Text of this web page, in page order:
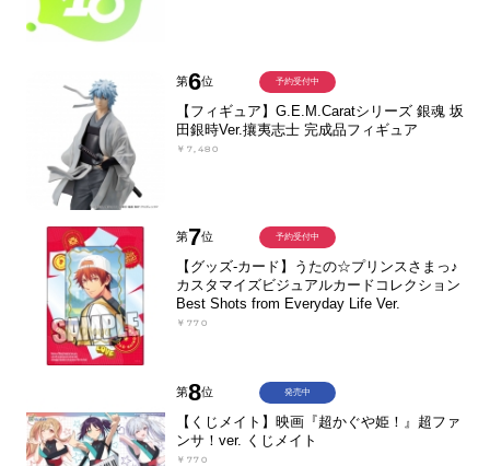
第6位
【フィギュア】G.E.M.Caratシリーズ 銀魂 坂
田銀時Ver.攘夷志士 完成品フィギュア
￥7,480
予約受付中
第7位
【グッズ-カード】うたの☆プリンスさまっ♪
カスタマイズビジュアルカードコレクション
Best Shots from Everyday Life Ver.
￥770
予約受付中
第8位
【くじメイト】映画『超かぐや姫！』超ファ
ンサ！ver. くじメイト
￥770
発売中